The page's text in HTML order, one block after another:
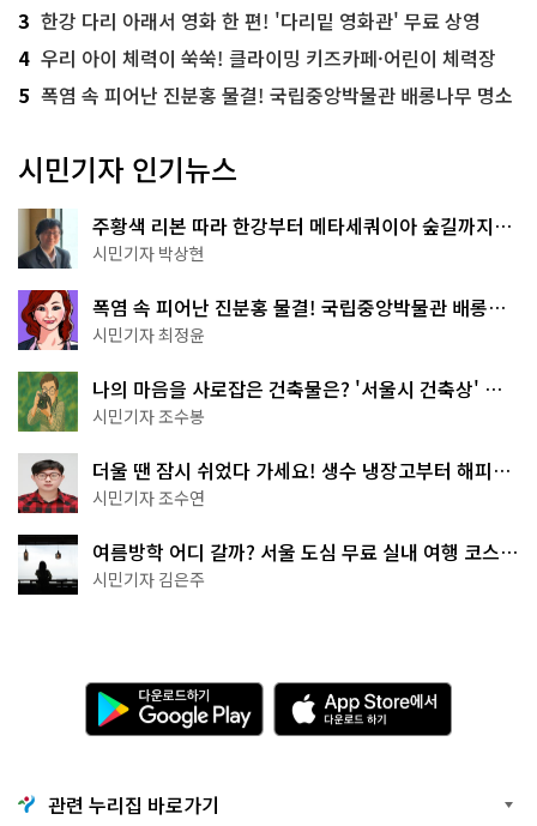
3 한강 다리 아래서 영화 한 편! '다리밑 영화관' 무료 상영
4 우리 아이 체력이 쑥쑥! 클라이밍 키즈카페·어린이 체력장
5 폭염 속 피어난 진분홍 물결! 국립중앙박물관 배롱나무 명소
시민기자 인기뉴스
주황색 리본 따라 한강부터 메타세쿼이아 숲길까지…
서울둘레길 15코스
시민기자 박상현
폭염 속 피어난 진분홍 물결! 국립중앙박물관 배롱나
무 명소
시민기자 최정윤
나의 마음을 사로잡은 건축물은? '서울시 건축상' 수
상작 공개!
시민기자 조수봉
더울 땐 잠시 쉬었다 가세요! 생수 냉장고부터 해피소
·무더위쉼터까지
시민기자 조수연
여름방학 어디 갈까? 서울 도심 무료 실내 여행 코스
추천
시민기자 김은주
다
운
로
기
G
A
p
p
관련 누리집 바로가기